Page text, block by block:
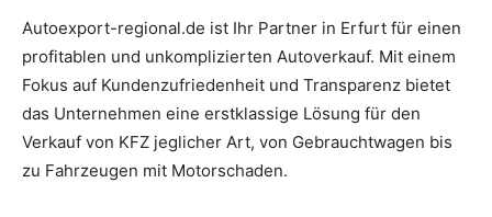
Autoexport-regional.de ist Ihr Partner in Erfurt für einen
profitablen und unkomplizierten Autoverkauf. Mit einem
Fokus auf Kundenzufriedenheit und Transparenz bietet
das Unternehmen eine erstklassige Lösung für den
Verkauf von KFZ jeglicher Art, von Gebrauchtwagen bis
zu Fahrzeugen mit Motorschaden.